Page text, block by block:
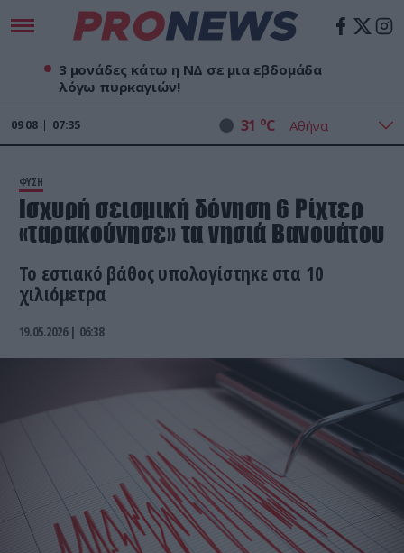
3 μονάδες κάτω η ΝΔ σε μια εβδομάδα
λόγω πυρκαγιών!
09 08 07:35 31 oC
ΦΥΣΗ
Ισχυρή σεισμική δόνηση 6 Ρίχτερ
«ταρακούνησε» τα νησιά Βανουάτου
Το εστιακό βάθος υπολογίστηκε στα 10
χιλιόμετρα
19.05.2026 | 06:38